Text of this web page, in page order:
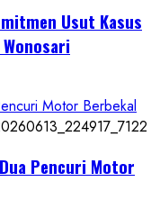
Usut Kasus
Motor Berbekal
Pencuri Motor